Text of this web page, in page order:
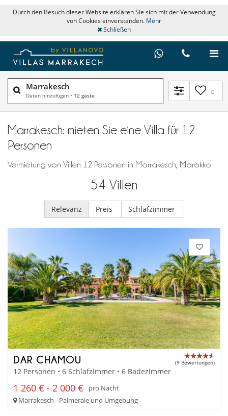
Durch den Besuch dieser Website erklären Sie sich mit der Verwendung
von Cookies einverstanden. Mehr
Schließen
Marrakesch
Daten hinzufügen • 12 gäste 0
Marrakesch: mieten Sie eine Villa für 12
Personen
Vermietung von Villen 12 Personen in Marrakesch, Marokko
54 Villen
Relevanz Preis Schlafzimmer
DAR CHAMOU (9 Bewertungen)
12 Personen • 6 Schlafzimmer • 6 Badezimmer
1 260 € - 2 000 €
pro Nacht
Marrakesch - Palmeraie und Umgebung